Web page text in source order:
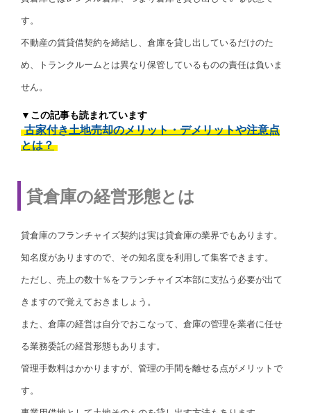
す。
不動産の賃貸借契約を締結し、倉庫を貸し出しているだけのた
め、トランクルームとは異なり保管しているものの責任は負いま
せん。
▼この記事も読まれています
古家付き土地売却のメリット・デメリットや注意点
とは？
貸倉庫の経営形態とは
貸倉庫のフランチャイズ契約は実は貸倉庫の業界でもあります。
知名度がありますので、その知名度を利用して集客できます。
ただし、売上の数十％をフランチャイズ本部に支払う必要が出て
きますので覚えておきましょう。
また、倉庫の経営は自分でおこなって、倉庫の管理を業者に任せ
る業務委託の経営形態もあります。
管理手数料はかかりますが、管理の手間を離せる点がメリットで
す。